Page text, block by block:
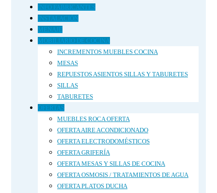
INFO FABRICANTES
INSTALACIÓN
MENAJE
MOBILIARIO DE COCINA
INCREMENTOS MUEBLES COCINA
MESAS
REPUESTOS ASIENTOS SILLAS Y TABURETES
SILLAS
TABURETES
OFERTAS
MUEBLES ROCA OFERTA
OFERTA AIRE ACONDICIONADO
OFERTA ELECTRODOMÉSTICOS
OFERTA GRIFERÍA
OFERTA MESAS Y SILLAS DE COCINA
OFERTA OSMOSIS / TRATAMIENTOS DE AGUA
OFERTA PLATOS DUCHA